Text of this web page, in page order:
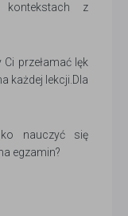
z
przełamać lęk
każdej lekcji.Dla
nauczyć się
egzamin?